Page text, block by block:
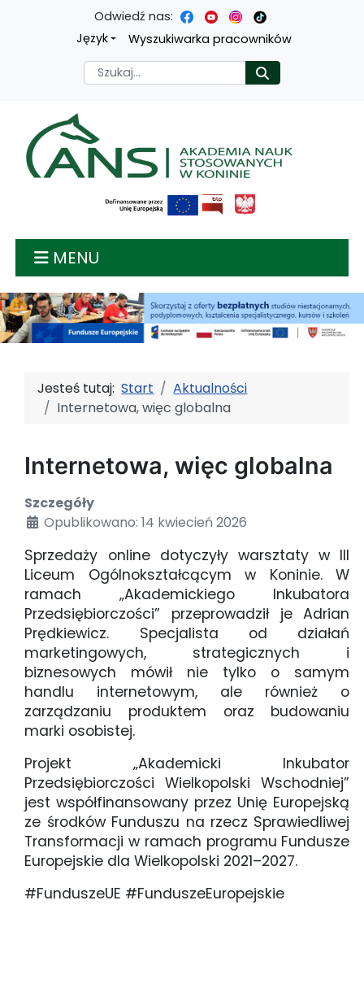
Przejdź
treści
głównej
Przejdź
menu
nawigacyjnego
Przejdź
wyszukiwarki
Przejdź
mapy
strony
Odwiedź nas:
Język
Wyszukiwarka pracowników
Szukaj
Akademia nauk
MENU
Jesteś tutaj:Start
Aktualności
Internetowa, więc globalna
Internetowa, więc globalna
Szczegóły
Opublikowano: 14 kwiecień 2026
Sprzedaży online dotyczyły warsztaty w III
Liceum Ogólnokształcącym w Koninie. W
ramach „Akademickiego Inkubatora
Przedsiębiorczości” przeprowadził je Adrian
Prędkiewicz. Specjalista od działań
marketingowych, strategicznych i
biznesowych mówił nie tylko o samym
handlu internetowym, ale również o
zarządzaniu produktem oraz budowaniu
marki osobistej.
Projekt „Akademicki Inkubator
Przedsiębiorczości Wielkopolski Wschodniej”
jest współfinansowany przez Unię Europejską
ze środków Funduszu na rzecz Sprawiedliwej
Transformacji w ramach programu Fundusze
Europejskie dla Wielkopolski 2021–2027.
#FunduszeUE #FunduszeEuropejskie